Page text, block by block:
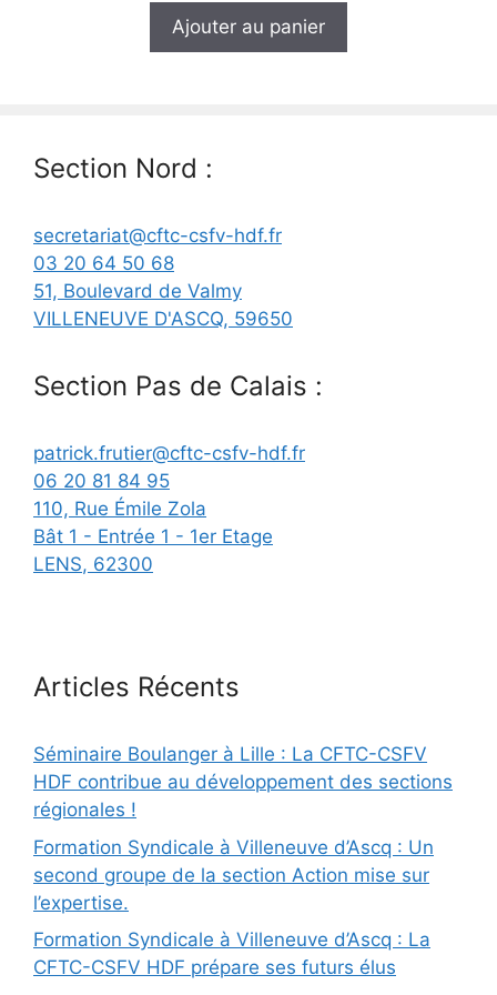
5
Ajouter au panier
Section Nord :
secretariat@cftc-csfv-hdf.fr
03 20 64 50 68
51, Boulevard de Valmy
VILLENEUVE D'ASCQ, 59650
Section Pas de Calais :
patrick.frutier@cftc-csfv-hdf.fr
06 20 81 84 95
110, Rue Émile Zola
Bât 1 - Entrée 1 - 1er Etage
LENS, 62300
Articles Récents
Séminaire Boulanger à Lille : La CFTC-CSFV
HDF contribue au développement des sections
régionales !
Formation Syndicale à Villeneuve d’Ascq : Un
second groupe de la section Action mise sur
l’expertise.
Formation Syndicale à Villeneuve d’Ascq : La
CFTC-CSFV HDF prépare ses futurs élus